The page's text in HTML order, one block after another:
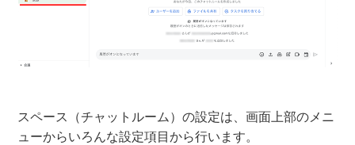
スペース（チャットルーム）の設定は、画面上部のメニ
ューからいろんな設定項目から行います。